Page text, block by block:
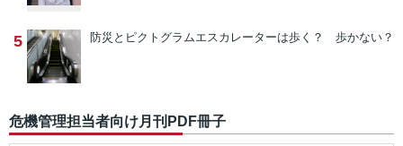
5 防災とピクトグラムエスカレーターは歩く？ 歩かない？
危機管理担当者向け月刊PDF冊子